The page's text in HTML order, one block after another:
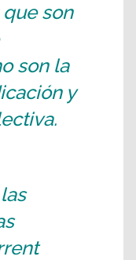
son
son la
y